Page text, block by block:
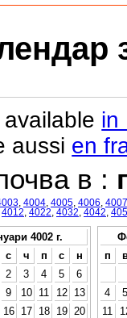
in
aussi en
в :
4004 4005 4006 4007
4012 4022 4032 4042
4002 г.
с ч п с
н
2 3 4 5
6
9 10 11 12
13
16 17 18 19
20
п
4
5
11